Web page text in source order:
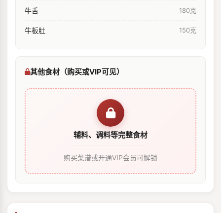
牛舌 180克
牛板肚 150克
其他食材（购买或VIP可见）
辅料、调料等完整食材
购买菜谱或开通VIP会员可解锁